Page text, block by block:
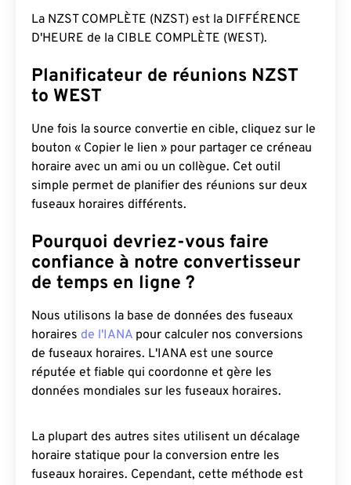
La NZST COMPLÈTE (NZST) est la DIFFÉRENCE
D'HEURE de la CIBLE COMPLÈTE (WEST).
Planificateur de réunions NZST
to WEST
Une fois la source convertie en cible, cliquez sur le
bouton « Copier le lien » pour partager ce créneau
horaire avec un ami ou un collègue. Cet outil
simple permet de planifier des réunions sur deux
fuseaux horaires différents.
Pourquoi devriez-vous faire
confiance à notre convertisseur
de temps en ligne ?
Nous utilisons la base de données des fuseaux
horaires de l'IANA pour calculer nos conversions
de fuseaux horaires. L'IANA est une source
réputée et fiable qui coordonne et gère les
données mondiales sur les fuseaux horaires.
La plupart des autres sites utilisent un décalage
horaire statique pour la conversion entre les
fuseaux horaires. Cependant, cette méthode est